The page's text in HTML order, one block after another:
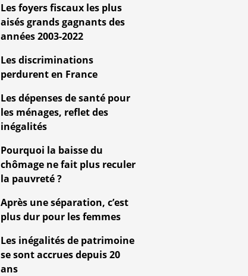
Les foyers fiscaux les plus
aisés grands gagnants des
années 2003-2022
Les discriminations
perdurent en France
Les dépenses de santé pour
les ménages, reflet des
inégalités
Pourquoi la baisse du
chômage ne fait plus reculer
la pauvreté ?
Après une séparation, c’est
plus dur pour les femmes
Les inégalités de patrimoine
se sont accrues depuis 20
ans